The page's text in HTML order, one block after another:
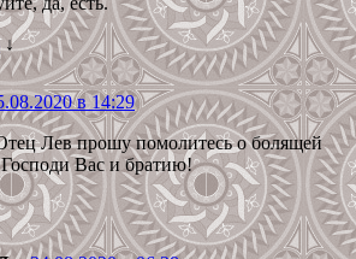
↓
в 14:29
Лев прошу помолитесь о болящей
Вас и братию!